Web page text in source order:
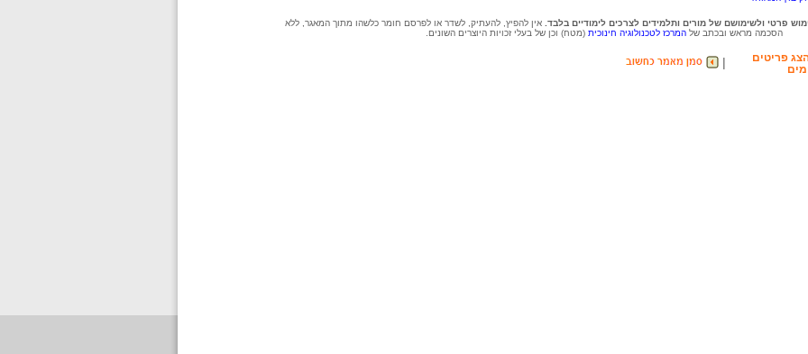
פרטי ולשימושם של מורים ותלמידים לצרכים לימודיים בלבד. אין להפיץ, להעתיק, לשדר או לפרסם חומר כלשהו מתוך המאגר, ללא
הסכמה מראש ובכתב שלהמרכז לטכנולוגיה חינוכית (מטח) וכן של בעלי זכויות היוצרים השונים.
פריטים
|